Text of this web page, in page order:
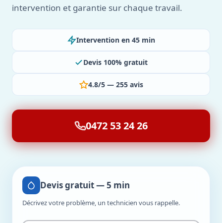
intervention et garantie sur chaque travail.
Intervention en 45 min
Devis 100% gratuit
4.8/5 — 255 avis
0472 53 24 26
Devis gratuit — 5 min
Décrivez votre problème, un technicien vous rappelle.